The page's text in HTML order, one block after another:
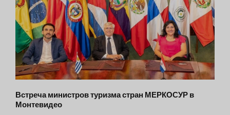
Встреча министров туризма стран МЕРКОСУР в
Монтевидео